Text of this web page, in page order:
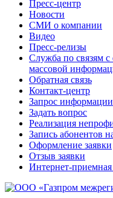
Пресс-центр
Новости
СМИ о компании
Видео
Пресс-релизы
Служба по связям с
массовой
Обратная связь
Контакт-центр
Запрос информации
Задать вопрос
Реализация
Запись абонентов
Оформление заявки
Отзыв заявки
Интернет-